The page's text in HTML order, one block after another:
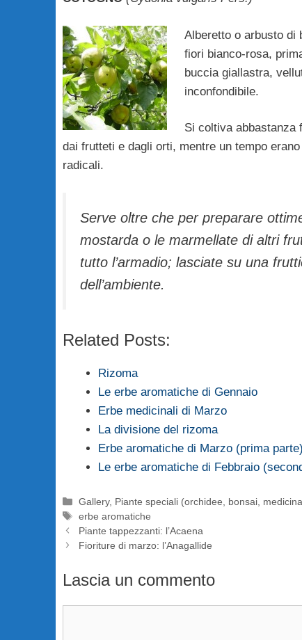
Alberetto o arbusto di
fiori bianco-rosa,
buccia giallastra,
inconfondibile.
Si coltiva abbastanza
dai frutteti e dagli orti, mentre un tempo
radicali.
Serve oltre che per preparare
mostarda o le marmellate di altri
tutto l’armadio; lasciate su una
dell’ambiente.
Related Posts:
Rizoma
Le erbe aromatiche di Gennaio
Erbe medicinali di Marzo
La divisione del rizoma
Erbe aromatiche di Marzo (prima parte)
Le erbe aromatiche di Febbraio
Categorie
Gallery, Piante speciali (orchidee, bonsai,
Tag
erbe aromatiche
Piante tappezzanti: l’Acaena
Fioriture di marzo: l’Anagallide
Lascia un commento